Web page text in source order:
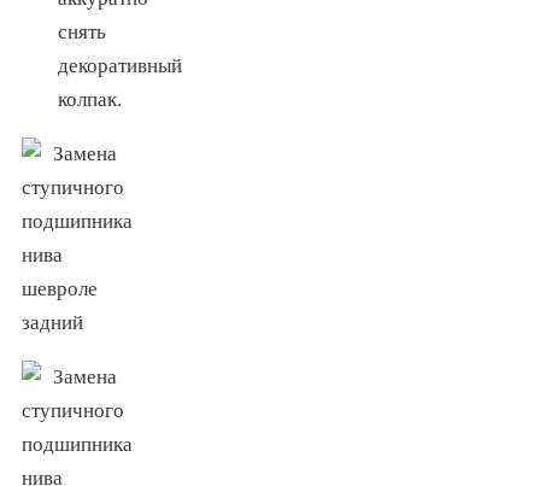
снять
декоративный
колпак.